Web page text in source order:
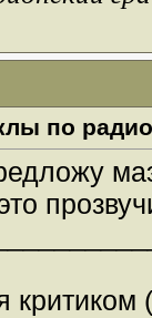
по радио
критиком